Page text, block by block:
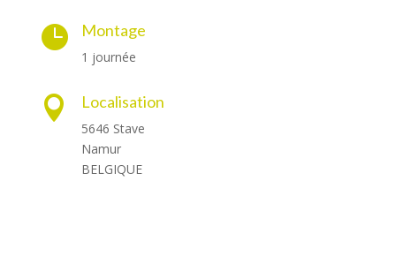
 Montage
1 journée
 Localisation
5646 Stave
Namur
BELGIQUE